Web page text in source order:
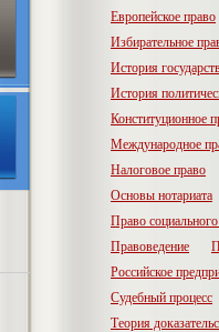
Европейское право
Избирательное
История
История
Конституционное
Международное
Налоговое право
Основы нотариата
Право
Правоведение
Российское
Судебный процесс
Теория